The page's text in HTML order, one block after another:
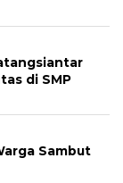
di SMP
Sambut